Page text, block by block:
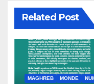
Related Post
MAGHREB MONDE